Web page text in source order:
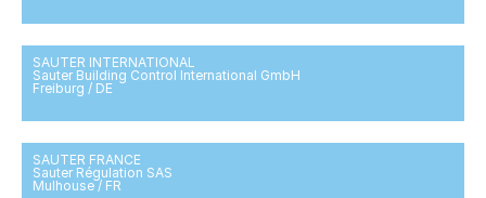
SAUTER INTERNATIONAL
Sauter Building Control International GmbH
Freiburg / DE
SAUTER FRANCE
Sauter Régulation SAS
Mulhouse / FR